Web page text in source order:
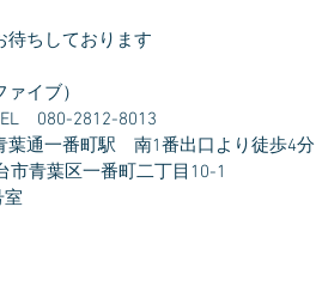
待ちしております
イブ）
　080-2812-8013
葉通一番町駅　南1番出口より徒歩4分
市青葉区一番町二丁目10-1
室